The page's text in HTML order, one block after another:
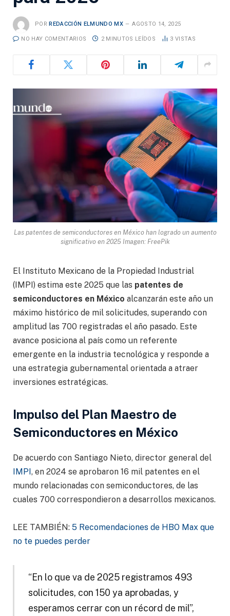
POR REDACCIÓN ELMUNDO MX AGOSTO 14, 2025
NO HAY COMENTARIOS 2 MINUTOS LEÍDOS 3 VISTAS
Las patentes de semiconductores en México han logrado un aumento
significativo en 2025 Imagen: FreePik
El Instituto Mexicano de la Propiedad Industrial
(IMPI) estima este 2025 que las patentes de
semiconductores en México alcanzarán este año un
máximo histórico de mil solicitudes, superando con
amplitud las 700 registradas el año pasado. Este
avance posiciona al país como un referente
emergente en la industria tecnológica y responde a
una estrategia gubernamental orientada a atraer
inversiones estratégicas.
Impulso del Plan Maestro de
Semiconductores en México
De acuerdo con Santiago Nieto, director general del
IMPI , en 2024 se aprobaron 16 mil patentes en el
mundo relacionadas con semiconductores, de las
cuales 700 correspondieron a desarrollos mexicanos.
LEE TAMBIÉN: 5 Recomendaciones de HBO Max que
no te puedes perder
“En lo que va de 2025 registramos 493
solicitudes, con 150 ya aprobadas, y
esperamos cerrar con un récord de mil”,